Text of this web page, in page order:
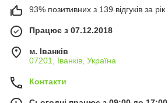
93% позитивних з 139 відгуків за рік
Працює з 07.12.2018
м. Іванків
07201, Іванків, Україна
Контакти